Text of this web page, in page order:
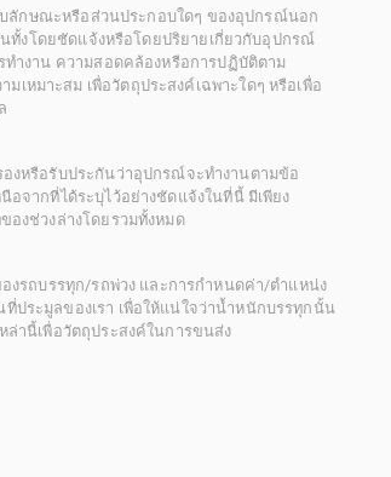
ลักษณะหรือส่วนประกอบใดๆ ของอุปกรณ์นอก
นทั้งโดยชัดแจ้งหรือโดยปริยายเกี่ยวกับอุปกรณ์
ทำงาน ความสอดคล้องหรือการปฏิบัติตาม
หมาะสม เพื่อวัตถุประสงค์เฉพาะใดๆ หรือเพื่อ
งหรือรับประกันว่าอุปกรณ์จะทำงานตามข้อ
จากที่ได้ระบุไว้อย่างชัดแจ้งในที่นี้ มีเพียง
องช่วงล่างโดยรวมทั้งหมด
งรถบรรทุก/รถพ่วง และการกำหนดค่า/ตำแหน่ง
ระมูลของเรา เพื่อให้แน่ใจว่าน้ำหนักบรรทุกนั้น
านี้เพื่อวัตถุประสงค์ในการขนส่ง